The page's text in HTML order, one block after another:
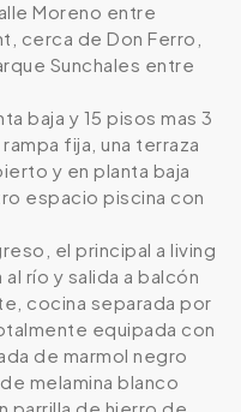
Moreno entre
cerca de Don Ferro,
Sunchales entre
baja y 15 pisos mas 3
fija, una terraza
y en planta baja
espacio piscina con
el principal a living
río y salida a balcón
cocina separada por
equipada con
de marmol negro
melamina blanco